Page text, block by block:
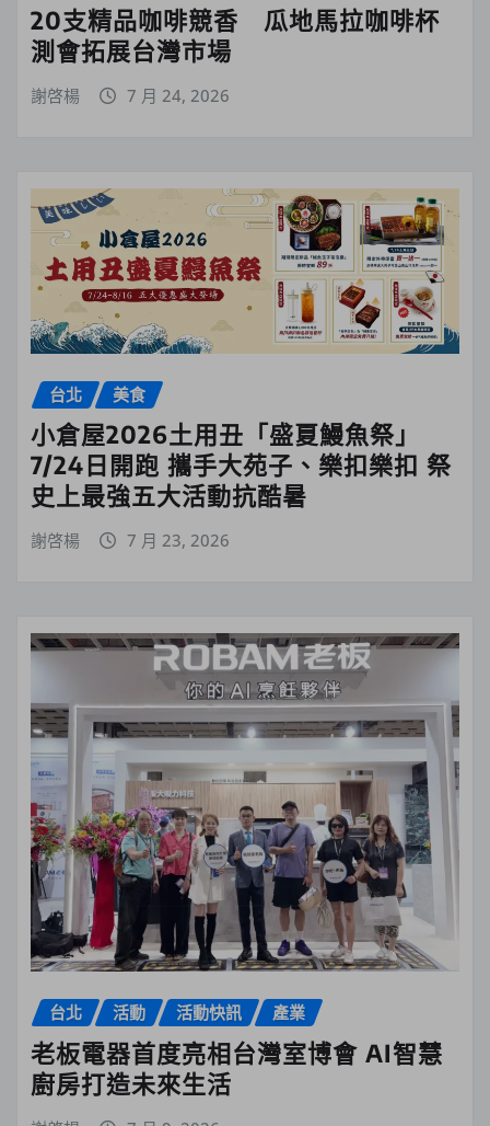
20支精品咖啡競香 瓜地馬拉咖啡杯
測會拓展台灣市場
謝啓楊 7 月 24, 2026
台北 美食
小倉屋2026土用丑「盛夏鰻魚祭」
7/24日開跑 攜手大苑子、樂扣樂扣 祭
史上最強五大活動抗酷暑
謝啓楊 7 月 23, 2026
台北 活動 活動快訊 產業
老板電器首度亮相台灣室博會 AI智慧
廚房打造未來生活